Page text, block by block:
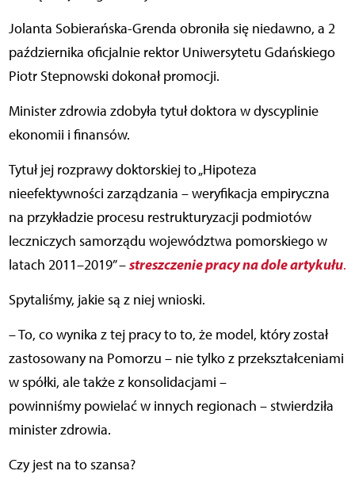
Jolanta Sobierańska-Grenda obroniła się niedawno, a 2
października oficjalnie rektor Uniwersytetu Gdańskiego
Piotr Stepnowski dokonał promocji.
Minister zdrowia zdobyła tytuł doktora w dyscyplinie
ekonomii i finansów.
Tytuł jej rozprawy doktorskiej to „Hipoteza
nieefektywności zarządzania – weryfikacja empiryczna
na przykładzie procesu restrukturyzacji podmiotów
leczniczych samorządu województwa pomorskiego w
latach 2011–2019” –streszczenie pracy na dole artykułu.
Spytaliśmy, jakie są z niej wnioski.
– To, co wynika z tej pracy to to, że model, który został
zastosowany na Pomorzu – nie tylko z przekształceniami
w spółki, ale także z konsolidacjami –
powinniśmy powielać w innych regionach – stwierdziła
minister zdrowia.
Czy jest na to szansa?